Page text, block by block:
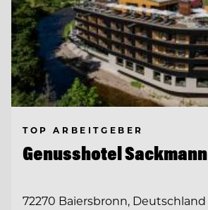
TOP ARBEITGEBER
Genusshotel Sackmann
72270 Baiersbronn, Deutschland